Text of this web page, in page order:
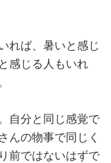
れば、暑いと感じ
感じる人もいれ
自分と同じ感覚で
んの物事で同じく
前ではないはずで